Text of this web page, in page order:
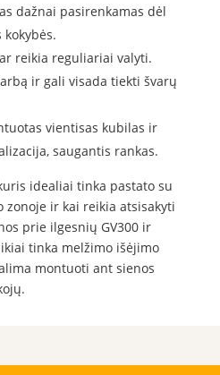
dažnai pasirenkamas dėl
reikia reguliariai valyti.
ir gali visada tiekti švarų
vientisas kubilas ir
saugantis rankas.
idealiai tinka pastato su
zonoje ir kai reikia atsisakyti
prie ilgesnių GV300 ir
tinka melžimo išėjimo
montuoti ant sienos